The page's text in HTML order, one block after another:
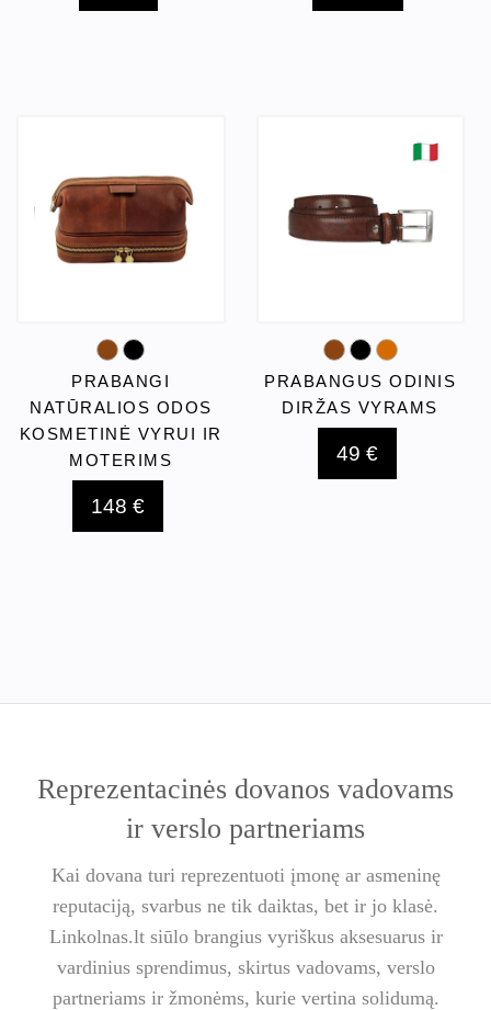
PRABANGI
NATŪRALIOS ODOS
KOSMETINĖ VYRUI IR
MOTERIMS
148 €
PRABANGUS ODINIS
DIRŽAS VYRAMS
49 €
Reprezentacinės dovanos vadovams
ir verslo partneriams
Kai dovana turi reprezentuoti įmonę ar asmeninę
reputaciją, svarbus ne tik daiktas, bet ir jo klasė.
Linkolnas.lt siūlo brangius vyriškus aksesuarus ir
vardinius sprendimus, skirtus vadovams, verslo
partneriams ir žmonėms, kurie vertina solidumą.